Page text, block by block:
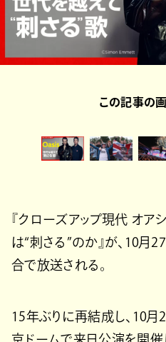
この記事の画
『クローズアップ現代 オ
は“刺さる”のか』が、10月
合で放送される。
15年ぶりに再結成し、10月
京ドームで来日公演を開催